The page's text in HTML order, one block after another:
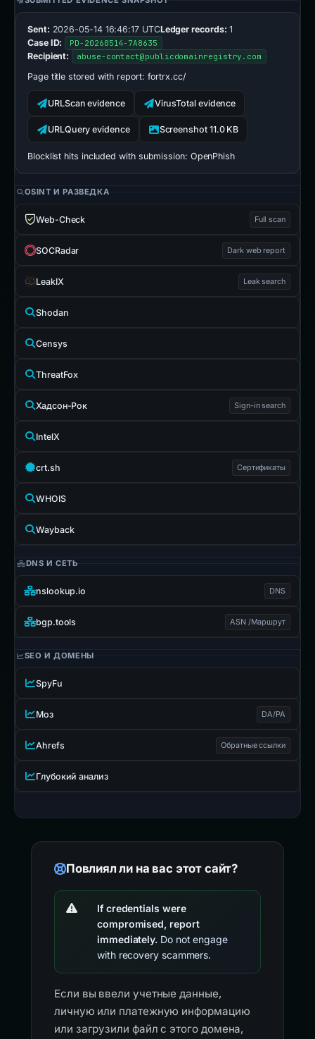
Sent: 2026-05-14 16:46:17 UTCLedger records: 1
Case ID:
PD-20260514-7A8635
Recipient: abuse-contact@publicdomainregistry.com
Page title stored with report: fortrx.cc/
URLScan evidence VirusTotal evidence
URLQuery evidence Screenshot 11.0 KB
Blocklist hits included with submission: OpenPhish
OSINT И РАЗВЕДКА
Web-Check Full scan
SOCRadar Dark web report
LeakIX Leak search
Shodan
Censys
ThreatFox
Хадсон-Рок Sign-in search
IntelX
crt.sh Сертификаты
WHOIS
Wayback
DNS И СЕТЬ
nslookup.io DNS
bgp.tools ASN /Маршрут
SEO И ДОМЕНЫ
SpyFu
Моз DA/PA
Ahrefs Обратные ссылки
Глубокий анализ
Повлиял ли на вас этот сайт?
If credentials were
compromised, report
immediately. Do not engage
with recovery scammers.
Если вы ввели учетные данные,
личную или платежную информацию
или загрузили файл с этого домена,